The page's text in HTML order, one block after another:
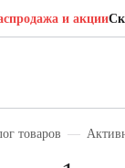
и акции
товаров